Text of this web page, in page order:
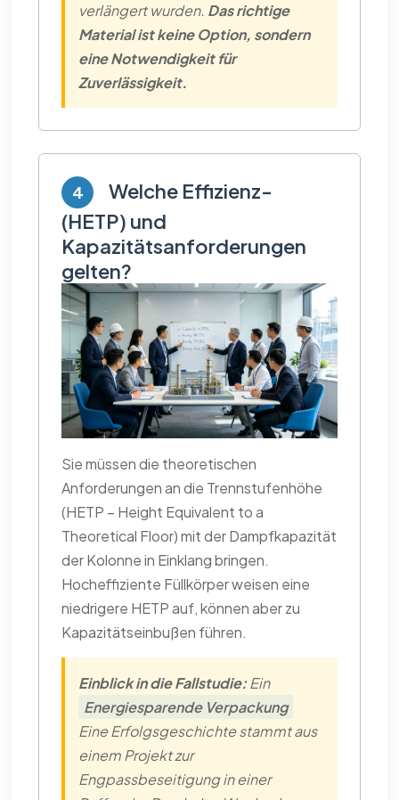
verlängert wurden. Das richtige
Material ist keine Option, sondern
eine Notwendigkeit für
Zuverlässigkeit.
4
Welche Effizienz-
(HETP) und
Kapazitätsanforderungen
gelten?
Sie müssen die theoretischen
Anforderungen an die Trennstufenhöhe
(HETP – Height Equivalent to a
Theoretical Floor) mit der Dampfkapazität
der Kolonne in Einklang bringen.
Hocheffiziente Füllkörper weisen eine
niedrigere HETP auf, können aber zu
Kapazitätseinbußen führen.
Einblick in die Fallstudie:Ein
Energiesparende Verpackung
Eine Erfolgsgeschichte stammt aus
einem Projekt zur
Engpassbeseitigung in einer